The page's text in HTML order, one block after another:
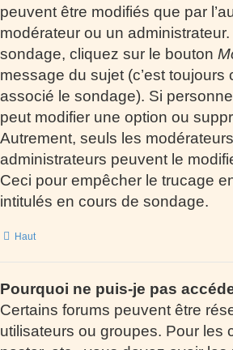
peuvent être modifiés que par
modérateur ou un
sondage, cliquez sur le bouton
message du sujet (c’est toujours
associé le sondage). Si personne
peut modifier une option ou
Autrement, seuls les
administrateurs peuvent le
Ceci pour empêcher le trucage
intitulés en cours de sondage.
Haut
Pourquoi ne puis-je pas
Certains forums peuvent être
utilisateurs ou groupes. Pour les